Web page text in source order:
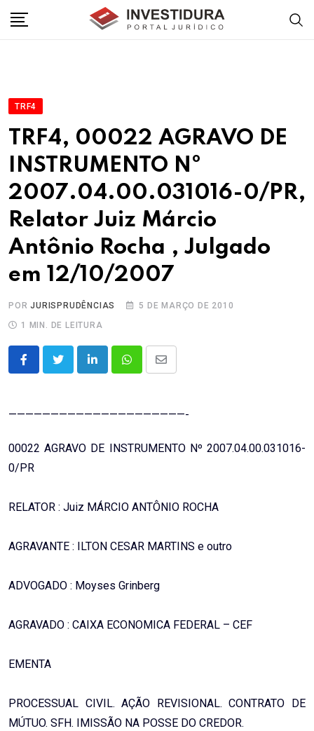
TRF4
TRF4, 00022 AGRAVO DE
INSTRUMENTO Nº
2007.04.00.031016-0/PR,
Relator Juiz Márcio
Antônio Rocha , Julgado
em 12/10/2007
PORJURISPRUDÊNCIAS
5 DE MARÇO DE 2010
1 MIN. DE LEITURA
LinkedInWhatsappShare
—————————————————————-
00022 AGRAVO DE INSTRUMENTO Nº 2007.04.00.031016-
0/PR
RELATOR : Juiz MÁRCIO ANTÔNIO ROCHA
AGRAVANTE : ILTON CESAR MARTINS e outro
ADVOGADO : Moyses Grinberg
AGRAVADO : CAIXA ECONOMICA FEDERAL – CEF
EMENTA
PROCESSUAL CIVIL. AÇÃO REVISIONAL. CONTRATO DE
MÚTUO. SFH. IMISSÃO NA POSSE DO CREDOR.